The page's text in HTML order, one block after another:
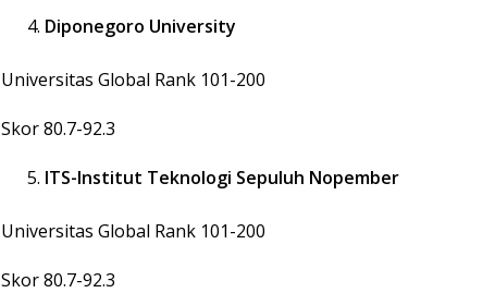
Diponegoro University
Universitas Global Rank 101-200
Skor 80.7-92.3
ITS-Institut Teknologi Sepuluh Nopember
Universitas Global Rank 101-200
Skor 80.7-92.3